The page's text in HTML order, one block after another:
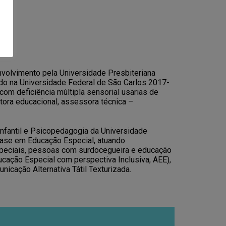
pela Universidade Presbiteriana
na Universidade Federal de São Carlos 2017-
deficiência múltipla sensorial usarias de
educacional, assessora técnica –
e Psicopedagogia da Universidade
em Educação Especial, atuando
pessoas com surdocegueira e educação
Especial com perspectiva Inclusiva, AEE),
Alternativa Tátil Texturizada.